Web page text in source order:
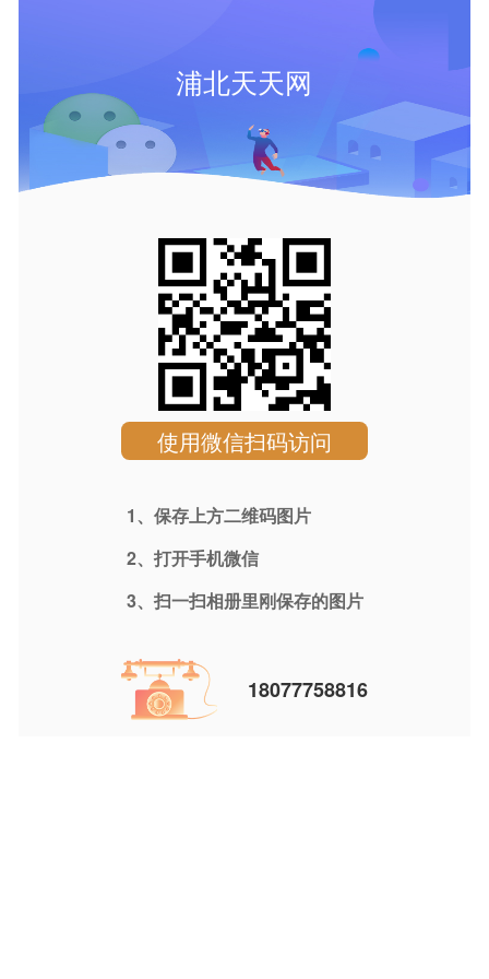
浦北天天网
使用微信扫码访问
1、保存上方二维码图片
2、打开手机微信
3、扫一扫相册里刚保存的图片
18077758816